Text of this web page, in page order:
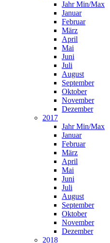
Jahr Min/Max
Januar
Februar
März
April
Mai
Juni
Juli
August
September
Oktober
November
Dezember
2017
Jahr Min/Max
Januar
Februar
März
April
Mai
Juni
Juli
August
September
Oktober
November
Dezember
2018